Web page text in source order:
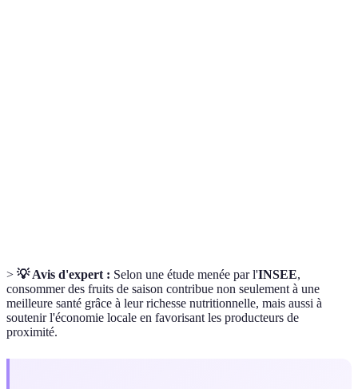
> 💡 Avis d'expert : Selon une étude menée par l'INSEE,
consommer des fruits de saison contribue non seulement à une
meilleure santé grâce à leur richesse nutritionnelle, mais aussi à
soutenir l'économie locale en favorisant les producteurs de
proximité.